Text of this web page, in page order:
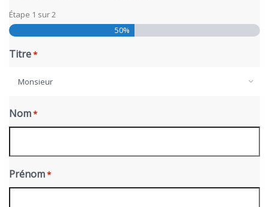
Étape 1 sur2
50%
Titre*
Monsieur
Nom*
Prénom*